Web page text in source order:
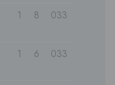
1 8 033
1 6 033